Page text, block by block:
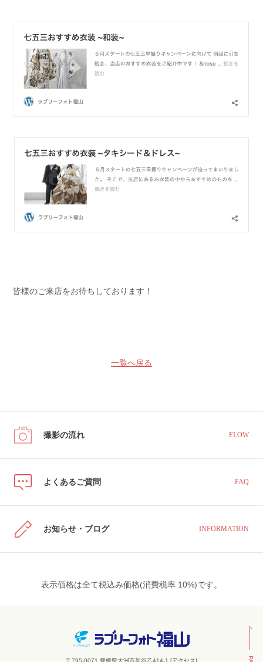
皆様のご来店をお待ちしております！
一覧へ戻る
撮影の流れ FLOW
よくあるご質問 FAQ
お知らせ・ブログ INFORMATION
表示価格は全て税込み価格(消費税率 10%)です。
〒795-0071 愛媛県大洲市新谷乙414-1 [アクセス]